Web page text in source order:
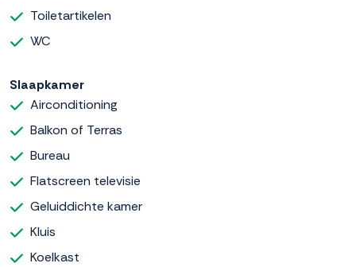
Toiletartikelen
WC
Slaapkamer
Airconditioning
Balkon of Terras
Bureau
Flatscreen televisie
Geluiddichte kamer
Kluis
Koelkast